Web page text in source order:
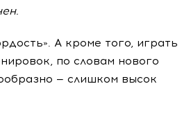
А кроме того, играть
по словам нового
— слишком высок